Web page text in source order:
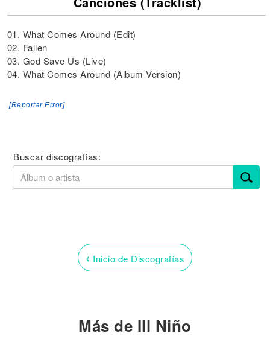
01. What Comes Around (Edit)
02. Fallen
03. God Save Us (Live)
04. What Comes Around (Album Version)
[Reportar Error]
Buscar discografías:
‹ Inicio de Discografías
Más de Ill Niño